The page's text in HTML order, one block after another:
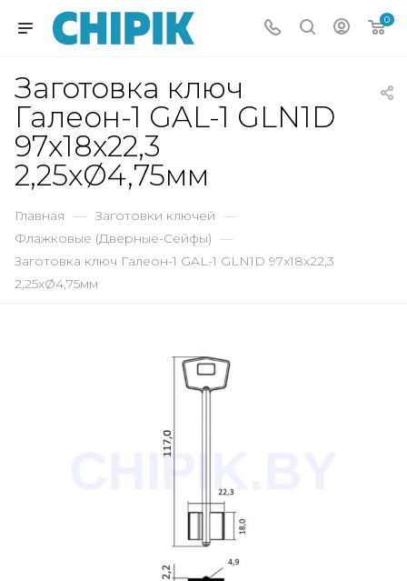
0
Заготовка ключ
Галеон-1 GAL-1 GLN1D
97х18х22,3
2,25хØ4,75мм
Главная — Заготовки ключей —
Флажковые (Дверные-Сейфы) —
Заготовка ключ Галеон-1 GAL-1 GLN1D 97х18х22,3
2,25хØ4,75мм